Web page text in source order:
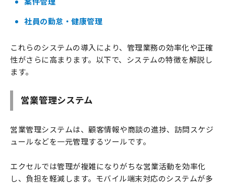
社員の勤怠・健康管理
これらのシステムの導入により、管理業務の効率化や正確
性がさらに高まります。以下で、システムの特徴を解説し
ます。
営業管理システム
営業管理システムは、顧客情報や商談の進捗、訪問スケジ
ュールなどを一元管理するツールです。
エクセルでは管理が複雑になりがちな営業活動を効率化
し、負担を軽減します。モバイル端末対応のシステムが多